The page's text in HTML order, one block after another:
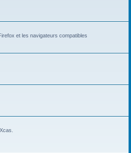
et les navigateurs compatibles